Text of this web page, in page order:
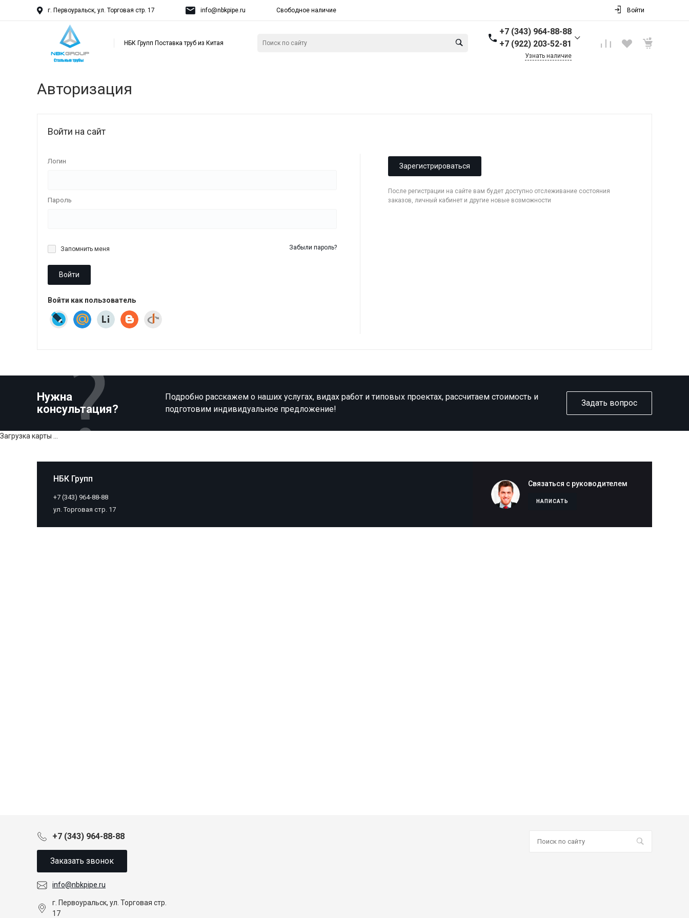
г. Первоуральск, ул. Торговая стр. 17 info@nbkpipe.ru Свободное наличие Войти
НБК Групп Поставка труб из Китая
+7 (343) 964-88-88
+7 (922) 203-52-81
Узнать наличие
Авторизация
Войти на сайт
Логин
Пароль
Запомнить меня Забыли пароль?
Войти
Войти как пользователь
Зарегистрироваться
После регистрации на сайте вам будет доступно отслеживание состояния
заказов, личный кабинет и другие новые возможности
Нужна
консультация?
Подробно расскажем о наших услугах, видах работ и типовых проектах, рассчитаем стоимость и
подготовим индивидуальное предложение!
Задать вопрос
Связаться с руководителем
НАПИСАТЬ
НБК Групп
+7 (343) 964-88-88
ул. Торговая стр. 17
Загрузка карты ...
+7 (343) 964-88-88
Заказать звонок
info@nbkpipe.ru
г. Первоуральск, ул. Торговая стр.
17